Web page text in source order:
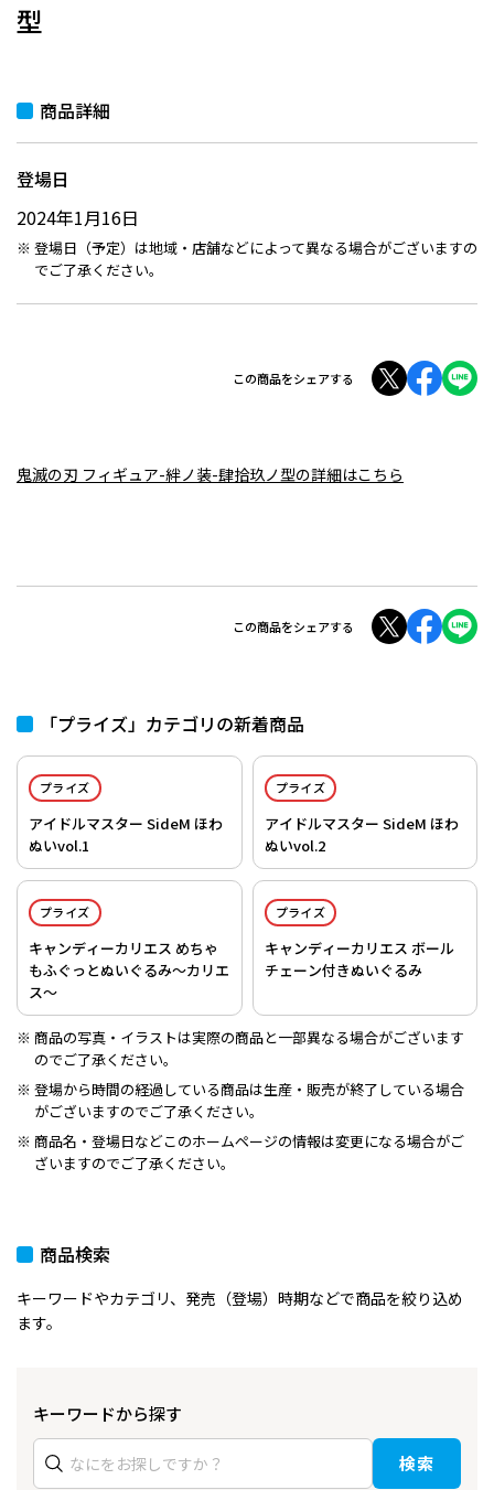
型
商品詳細
登場日
2024年1月16日
登場日（予定）は地域・店舗などによって異なる場合がございますの
でご了承ください。
この商品をシェアする
鬼滅の刃 フィギュア-絆ノ装-肆拾玖ノ型の詳細はこちら
この商品をシェアする
「プライズ」カテゴリの新着商品
プライズ
アイドルマスター SideM ほわ
ぬいvol.1
プライズ
アイドルマスター SideM ほわ
ぬいvol.2
プライズ
キャンディーカリエス めちゃ
もふぐっとぬいぐるみ～カリエ
ス～
プライズ
キャンディーカリエス ボール
チェーン付きぬいぐるみ
商品の写真・イラストは実際の商品と一部異なる場合がございます
のでご了承ください。
登場から時間の経過している商品は生産・販売が終了している場合
がございますのでご了承ください。
商品名・登場日などこのホームページの情報は変更になる場合がご
ざいますのでご了承ください。
商品検索
キーワードやカテゴリ、発売（登場）時期などで商品を絞り込め
ます。
キーワードから探す
検索